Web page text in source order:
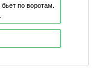
бьет по воротам.